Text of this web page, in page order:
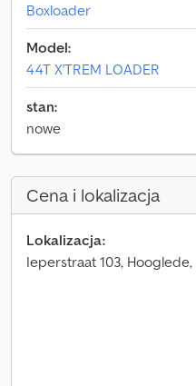
Boxloader
Model:
44T X'TREM LOADER
stan:
nowe
Cena i lokalizacja
Lokalizacja:
Ieperstraat 103, Hooglede,